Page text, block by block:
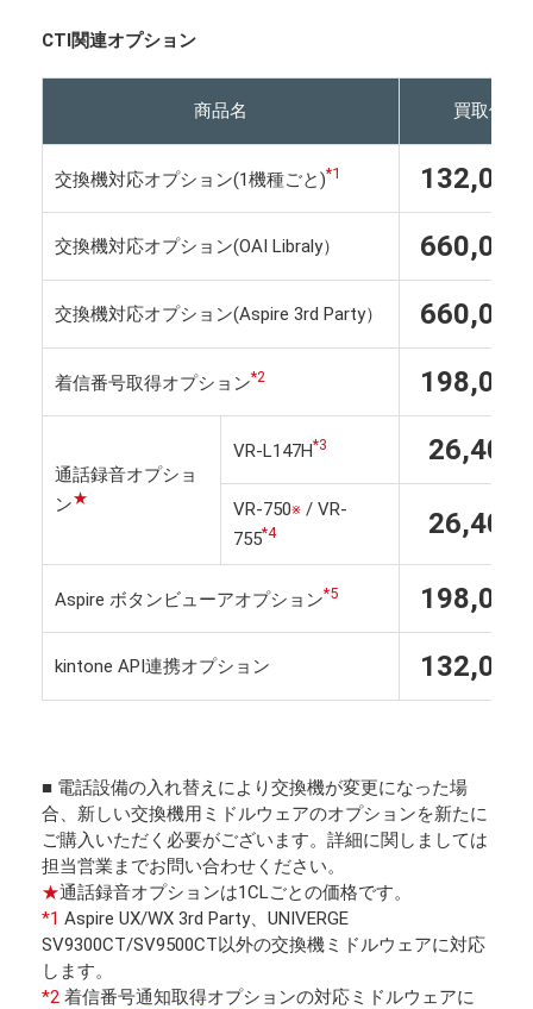
CTI関連オプション
商品名 買取価格
交換機対応オプション(1機種ごと)*1
交換機対応オプション(OAI Libraly）
交換機対応オプション(Aspire 3rd Party）
着信番号取得オプション*2
通話録音オプショ
ン★
VR-L147H*3 26,400
VR-750※ / VR-
755*4 26,400
Aspire ボタンビューアオプション*5
kintone API連携オプション
■ 電話設備の入れ替えにより交換機が変更になった場
合、新しい交換機用ミドルウェアのオプションを新たに
ご購入いただく必要がございます。詳細に関しましては
担当営業までお問い合わせください。
★通話録音オプションは1CLごとの価格です。
*1 Aspire UX/WX 3rd Party、UNIVERGE
SV9300CT/SV9500CT以外の交換機ミドルウェアに対応
します。
*2 着信番号通知取得オプションの対応ミドルウェアに